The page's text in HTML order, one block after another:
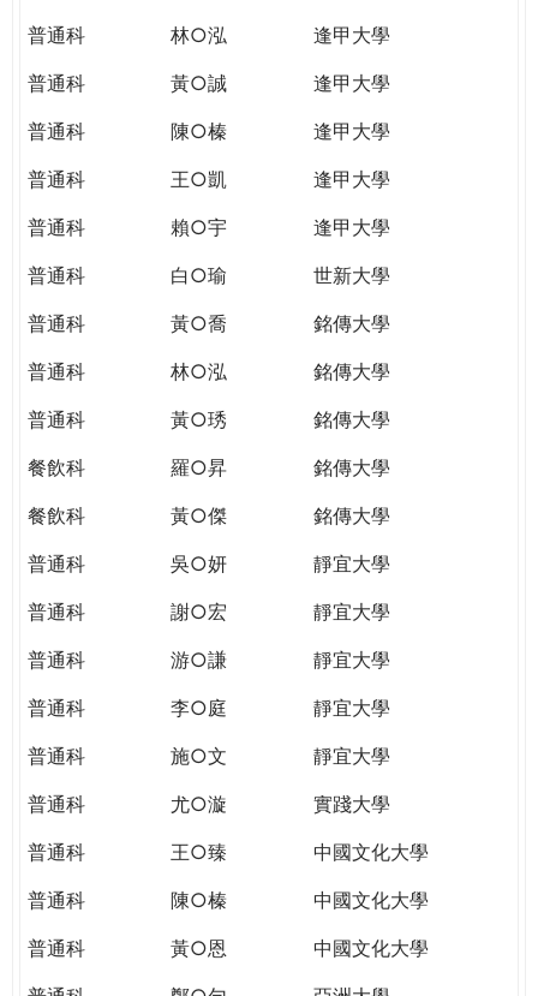
普通科
林○泓
逢甲大學
普通科
黃○誠
逢甲大學
普通科
陳○榛
逢甲大學
普通科
王○凱
逢甲大學
普通科
賴○宇
逢甲大學
普通科
白○瑜
世新大學
普通科
黃○喬
銘傳大學
普通科
林○泓
銘傳大學
普通科
黃○琇
銘傳大學
餐飲科
羅○昇
銘傳大學
餐飲科
黃○傑
銘傳大學
普通科
吳○妍
靜宜大學
普通科
謝○宏
靜宜大學
普通科
游○謙
靜宜大學
普通科
李○庭
靜宜大學
普通科
施○文
靜宜大學
普通科
尤○漩
實踐大學
普通科
王○臻
中國文化大學
普通科
陳○榛
中國文化大學
普通科
黃○恩
中國文化大學